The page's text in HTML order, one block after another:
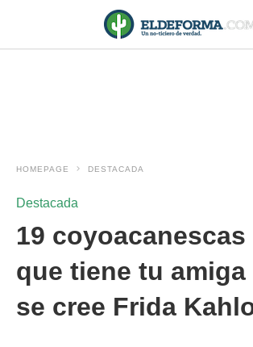
HOMEPAGE DESTACADA
Destacada
19
que tiene tu amiga
se cree Frida